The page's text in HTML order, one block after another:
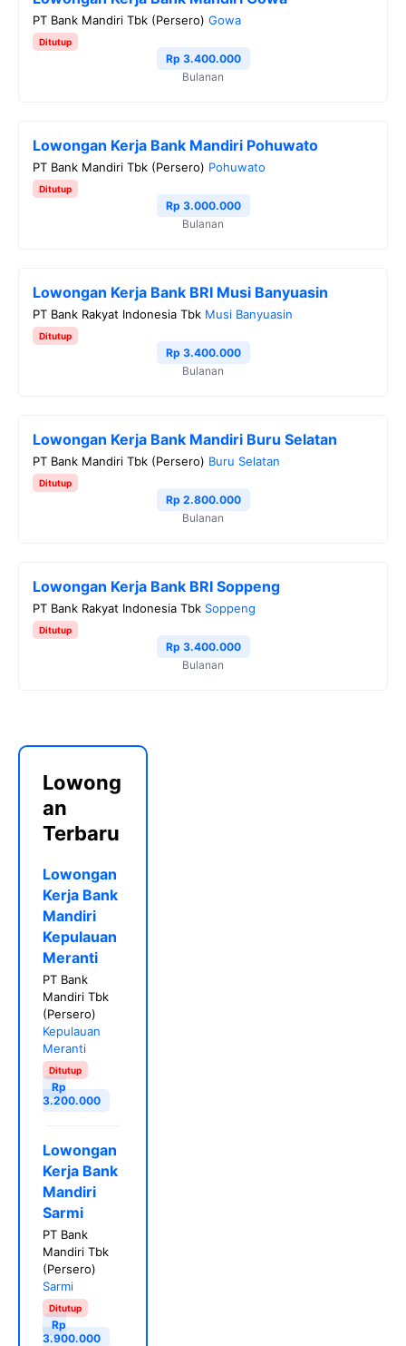
PT Bank Mandiri Tbk (Persero) Gowa
Ditutup
Rp 3.400.000
Bulanan
Lowongan Kerja Bank Mandiri Pohuwato
PT Bank Mandiri Tbk (Persero) Pohuwato
Ditutup
Rp 3.000.000
Bulanan
Lowongan Kerja Bank BRI Musi Banyuasin
PT Bank Rakyat Indonesia Tbk Musi Banyuasin
Ditutup
Rp 3.400.000
Bulanan
Lowongan Kerja Bank Mandiri Buru Selatan
PT Bank Mandiri Tbk (Persero) Buru Selatan
Ditutup
Rp 2.800.000
Bulanan
Lowongan Kerja Bank BRI Soppeng
PT Bank Rakyat Indonesia Tbk Soppeng
Ditutup
Rp 3.400.000
Bulanan
Lowong
an
Terbaru
Lowongan
Kerja Bank
Mandiri
Kepulauan
Meranti
PT Bank
Mandiri Tbk
(Persero)
Kepulauan
Meranti
Ditutup
Rp
3.200.000
Lowongan
Kerja Bank
Mandiri
Sarmi
PT Bank
Mandiri Tbk
(Persero)
Sarmi
Ditutup
Rp
3.900.000